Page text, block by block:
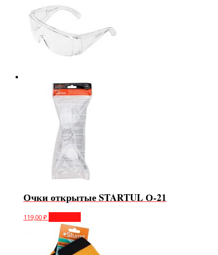
Очки открытые STARTUL О-21
119,00₽